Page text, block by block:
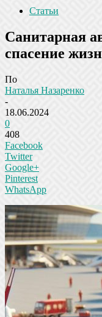
Статьи
Санитарная
спасение
По
Наталья Назаренко
-
18.06.2024
0
408
Facebook
Twitter
Google+
Pinterest
WhatsApp